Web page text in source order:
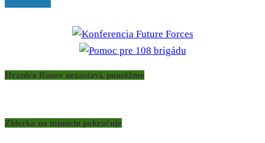
Hranica Rusov nezastaví, pomôžme
Zbierka na muníciu pokračuje